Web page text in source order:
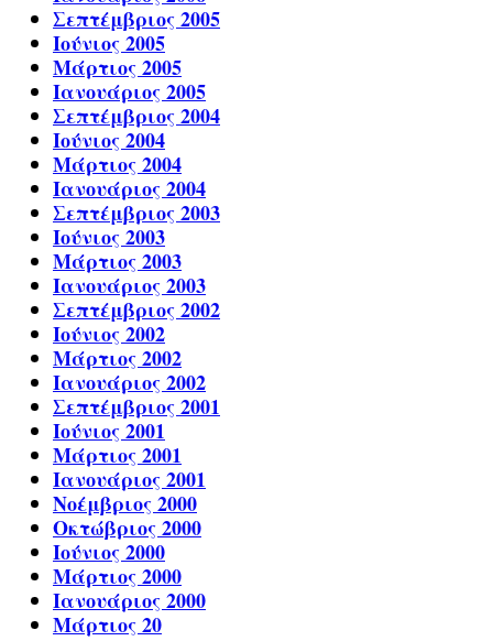
Σεπτέμβριος 2005
Ιούνιος 2005
Μάρτιος 2005
Ιανουάριος 2005
Σεπτέμβριος 2004
Ιούνιος 2004
Μάρτιος 2004
Ιανουάριος 2004
Σεπτέμβριος 2003
Ιούνιος 2003
Μάρτιος 2003
Ιανουάριος 2003
Σεπτέμβριος 2002
Ιούνιος 2002
Μάρτιος 2002
Ιανουάριος 2002
Σεπτέμβριος 2001
Ιούνιος 2001
Μάρτιος 2001
Ιανουάριος 2001
Νοέμβριος 2000
Οκτώβριος 2000
Ιούνιος 2000
Μάρτιος 2000
Ιανουάριος 2000
Μάρτιος 20